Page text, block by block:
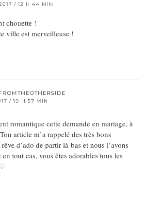
/ 12 H 44 MIN
chouette !
ville est merveilleuse !
/ 10 H 57 MIN
romantique cette demande en mariage, à
article m’a rappelé des très bons
d’ado de partir là-bas et nous l’avons
tout cas, vous êtes adorables tous les